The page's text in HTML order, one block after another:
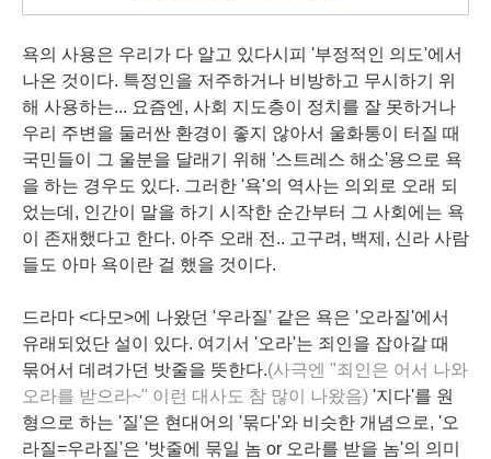
욕의 사용은 우리가 다 알고 있다시피 '부정적인 의도'에서
나온 것이다. 특정인을 저주하거나 비방하고 무시하기 위
해 사용하는... 요즘엔, 사회 지도층이 정치를 잘 못하거나
우리 주변을 둘러싼 환경이 좋지 않아서 울화통이 터질 때
국민들이 그 울분을 달래기 위해 '스트레스 해소'용으로 욕
을 하는 경우도 있다. 그러한 '욕'의 역사는 의외로 오래 되
었는데, 인간이 말을 하기 시작한 순간부터 그 사회에는 욕
이 존재했다고 한다. 아주 오래 전.. 고구려, 백제, 신라 사람
들도 아마 욕이란 걸 했을 것이다.
드라마 <다모>에 나왔던 '우라질' 같은 욕은 '오라질'에서
유래되었단 설이 있다. 여기서 '오라'는 죄인을 잡아갈 때
묶어서 데려가던 밧줄을 뜻한다.(사극엔 "죄인은 어서 나와
오라를 받으라~" 이런 대사도 참 많이 나왔음) '지다'를 원
형으로 하는 '질'은 현대어의 '묶다'와 비슷한 개념으로, '오
라질=우라질'은 '밧줄에 묶일 놈 or 오라를 받을 놈'의 의미